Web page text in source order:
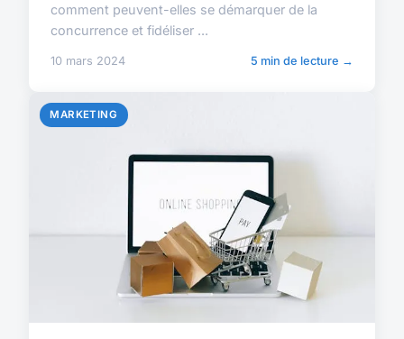
comment peuvent-elles se démarquer de la
concurrence et fidéliser ...
10 mars 2024 5 min de lecture →
MARKETING